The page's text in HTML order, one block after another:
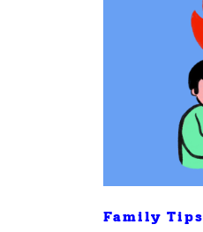
Family Tips